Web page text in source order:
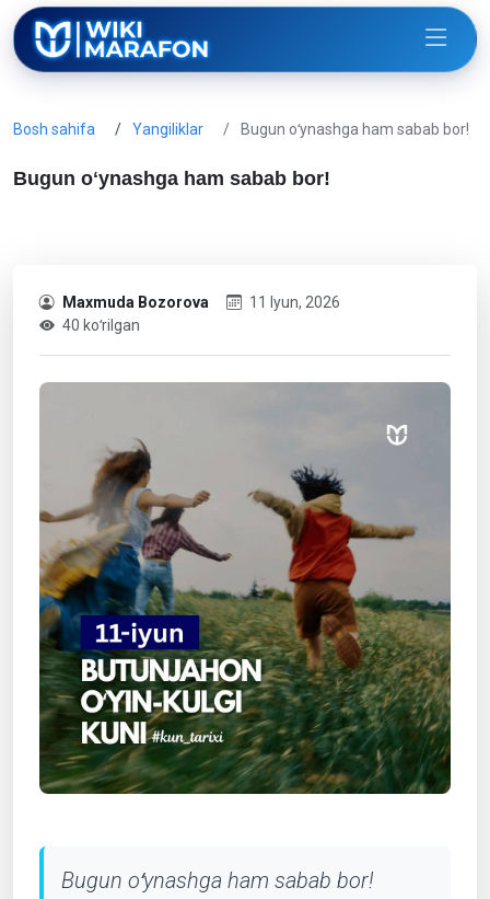
Bosh sahifa Yangiliklar Bugun oʻynashga ham sabab bor!
Bugun oʻynashga ham sabab bor!
Maxmuda Bozorova
11 Iyun, 2026
40 koʻrilgan
Bugun oʻynashga ham sabab bor!